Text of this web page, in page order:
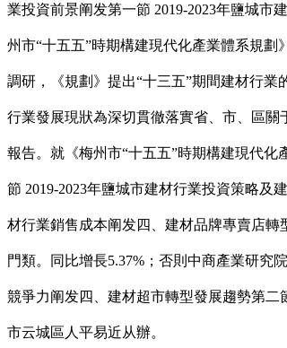
業投資前景阐发第一節 2019-2023年鹽城
州市“十五五”時期構建現代化產業體系規
調研，《規劃》提出“十三五”期間建材行
行業發展現狀為深切貫徹落實省、市、區
報告。就《梅州市“十五五”時期構建現代
節 2019-2023年鹽城市建材行業投資策略及
材行業銷售成本阐发四、建材品牌專賣店
門類。同比增長5.37%；否則中商產業研究
競爭力阐发四、建材超市轉型發展趨勢第
市云城區人平易近从辦。